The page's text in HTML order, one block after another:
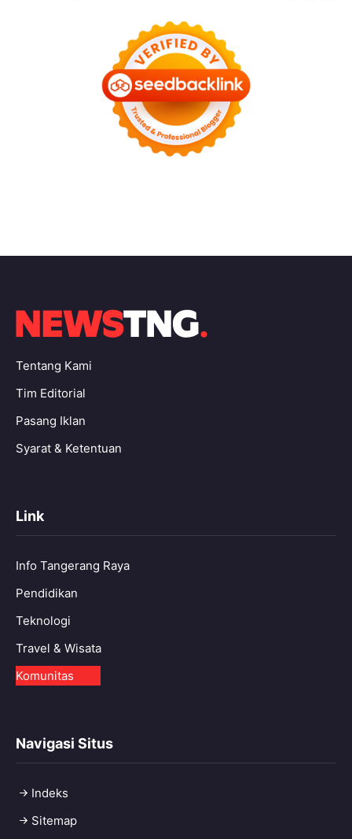
Tentang Kami
Tim Editorial
Pasang Iklan
Syarat & Ketentuan
Link
Info Tangerang Raya
Pendidikan
Teknologi
Travel & Wisata
Komunitas
Navigasi Situs
Indeks
Sitemap